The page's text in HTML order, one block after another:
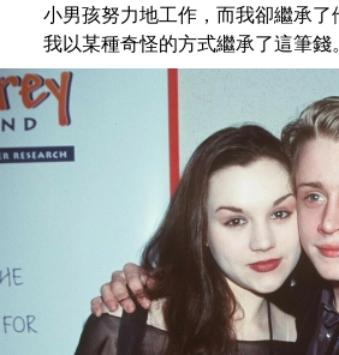
小男孩努力地工作，而我卻繼承了
我以某種奇怪的方式繼承了這筆錢